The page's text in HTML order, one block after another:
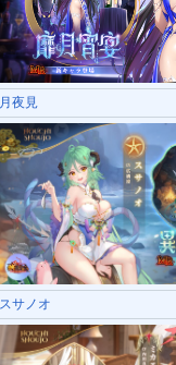
月夜見
スサノオ